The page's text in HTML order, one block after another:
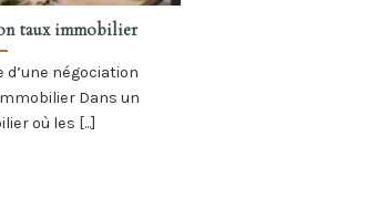
taux immobilier
négociation
Dans un
où les [...]